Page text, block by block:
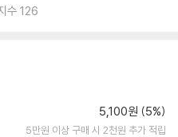
수 126
5,100원 (5%)
5만원 이상 구매 시 2천원 추가 적립